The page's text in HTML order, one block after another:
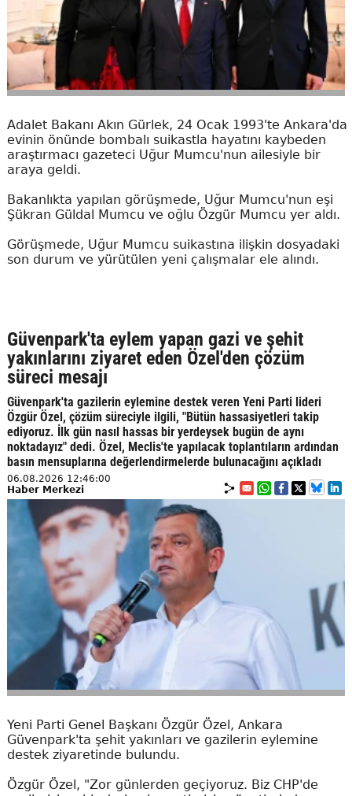
Adalet Bakanı Akın Gürlek, 24 Ocak 1993'te Ankara'da
evinin önünde bombalı suikastla hayatını kaybeden
araştırmacı gazeteci Uğur Mumcu'nun ailesiyle bir
araya geldi.
Bakanlıkta yapılan görüşmede, Uğur Mumcu'nun eşi
Şükran Güldal Mumcu ve oğlu Özgür Mumcu yer aldı.
Görüşmede, Uğur Mumcu suikastına ilişkin dosyadaki
son durum ve yürütülen yeni çalışmalar ele alındı.
Güvenpark'ta eylem yapan gazi ve şehit
yakınlarını ziyaret eden Özel'den çözüm
süreci mesajı
Güvenpark'ta gazilerin eylemine destek veren Yeni Parti lideri
Özgür Özel, çözüm süreciyle ilgili, "Bütün hassasiyetleri takip
ediyoruz. İlk gün nasıl hassas bir yerdeysek bugün de aynı
noktadayız" dedi. Özel, Meclis'te yapılacak toplantıların ardından
basın mensuplarına değerlendirmelerde bulunacağını açıkladı
06.08.2026 12:46:00
Haber Merkezi
Yeni Parti Genel Başkanı Özgür Özel, Ankara
Güvenpark'ta şehit yakınları ve gazilerin eylemine
destek ziyaretinde bulundu.
Özgür Özel, "Zor günlerden geçiyoruz. Biz CHP'de